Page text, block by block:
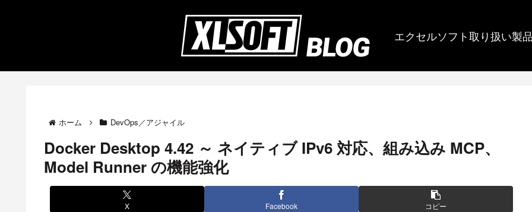
エクセルソフト取り扱い製
ホーム DevOps／アジャイル
Docker Desktop 4.42 ～ ネイティブ IPv6 対応、組み込み MCP、
Model Runner の機能強化
X Facebook コピー